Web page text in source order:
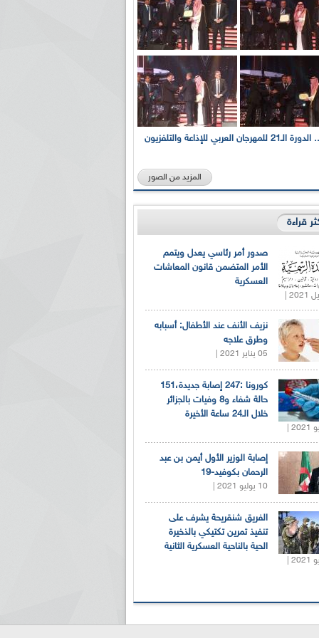
بالصور... الدورة الـ21 للمهرجان العربي للإذاعة والتلفزيون
المزيد من الصور
قراءة
صدور أمر رئاسي يعدل ويتمم
الأمر المتضمن قانون المعاشات
العسكرية
نزيف الأنف عند الأطفال: أسبابه
وطرق علاجه
05 يناير 2021 |
كورونا :247 إصابة جديدة،151
حالة شفاء و8 وفيات بالجزائر
خلال الـ24 ساعة الأخيرة
إصابة الوزير الأول أيمن بن عبد
الرحمان بكوفيد-19
10 يوليو 2021 |
الفريق شنقريحة يشرف على
تنفيذ تمرين تكتيكي بالذخيرة
الحية بالناحية العسكرية الثانية